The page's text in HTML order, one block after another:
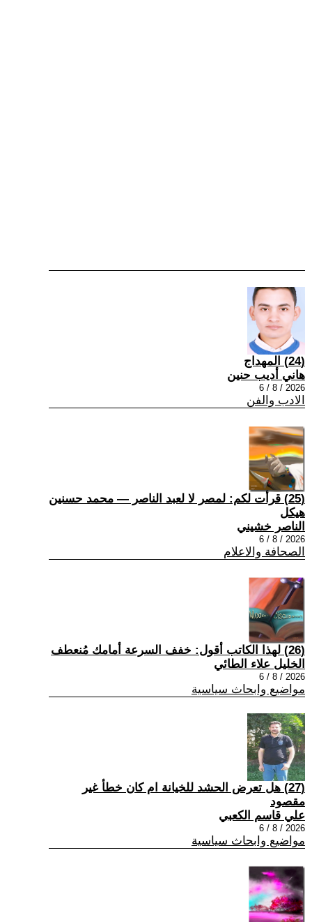
(24) المهداج
هاني أديب حنين
2026 / 8 / 6
الادب والفن
(25) قرأت لكم: لمصر لا لعبد الناصر — محمد حسنين
هيكل
الناصر خشيني
2026 / 8 / 6
الصحافة والاعلام
(26) لهذا الكاتب أقول: خفف السرعة أمامك مُنعطف
الخليل علاء الطائي
2026 / 8 / 6
مواضيع وابحاث سياسية
(27) هل تعرض الحشد للخيانة ام كان خطأ غير
مقصود
علي قاسم الكعبي
2026 / 8 / 6
مواضيع وابحاث سياسية